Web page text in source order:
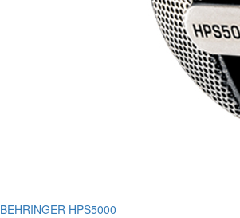
BEHRINGER HPS5000